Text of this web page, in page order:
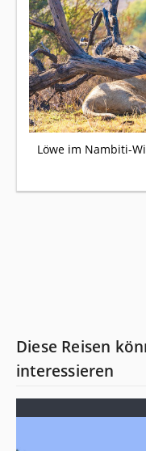
Löwe im Nambiti-
Diese Reisen
interessieren